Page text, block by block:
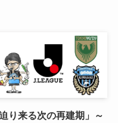
迫り来る次の再建期」～